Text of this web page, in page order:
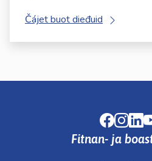
Čájet buot dieđuid
Fitnan- ja